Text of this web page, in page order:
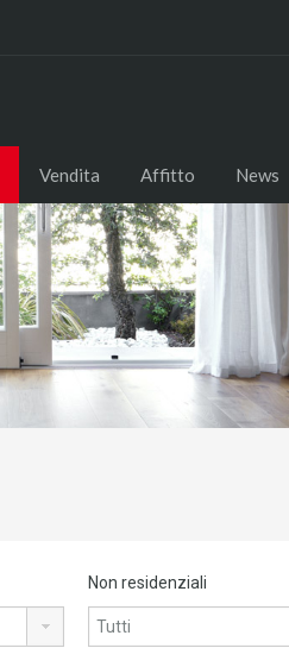
Vendita Affitto News
Non residenziali